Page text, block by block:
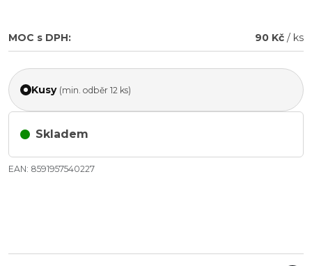
MOC s DPH: 90 Kč / ks
Kusy (min. odběr 12 ks)
Skladem
EAN: 8591957540227